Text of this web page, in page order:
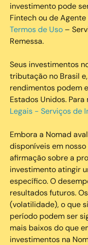
investimento pode
Fintech ou de
Termos de Uso –
Remessa.
Seus investimentos
tributação no Brasil
rendimentos podem
Estados Unidos.
Legais - Serviços de
Embora a Nomad
disponíveis em
afirmação sobre a
investimento atingir
específico. O
resultados futuros.
(volatilidade), o que
período podem ser
mais baixos do que
investimentos na